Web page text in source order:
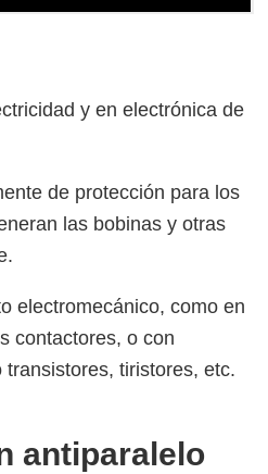
y en electrónica de
de protección para los
las bobinas y otras
electromecánico, como en
contactores, o con
tiristores, etc.
antiparalelo